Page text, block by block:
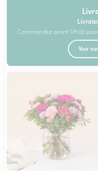
Commandez avant 17h00
Voir